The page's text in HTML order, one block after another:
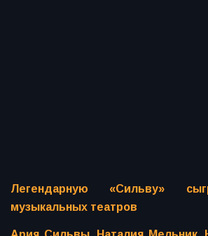
Легендарную «Сильву»
музыкальных театров